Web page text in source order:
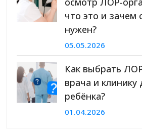
что это и зачем
нужен?
05.05.2026
Как выбрать
врача и клинику
ребёнка?
01.04.2026